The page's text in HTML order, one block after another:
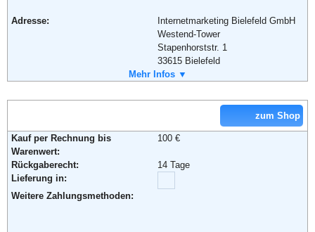
Adresse:
Internetmarketing Bielefeld GmbH
Westend-Tower
Stapenhorststr. 1
33615 Bielefeld
0800 / 2270000
Email:
info@druckerzubehoer.de
Weiterführende Informationen: AGB
Mehr Infos ▼
zum Shop
Kauf per Rechnung bis
Warenwert:
100 €
Rückgaberecht:
14 Tage
Lieferung in:
Weitere Zahlungsmethoden: